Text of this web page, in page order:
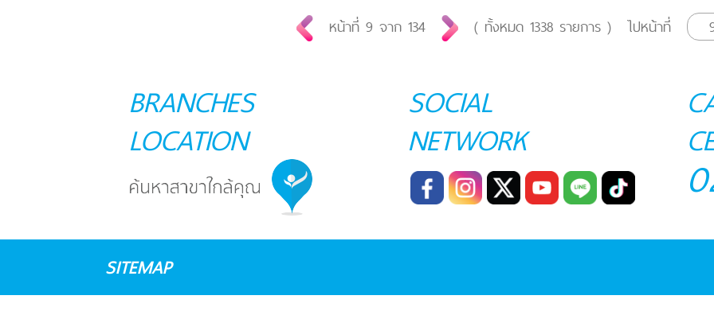
หน้าที่ 9 จาก 134 ( ทั้งหมด 1338รายการ ) ไปหน้าที่
BRANCHES
LOCATION
SOCIAL
NETWORK
SITEMAP